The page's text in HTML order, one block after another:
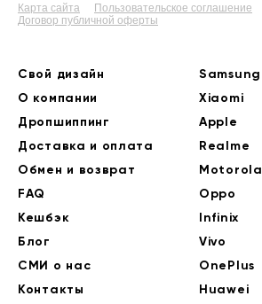
Карта сайта
Пользовательское соглашение
Договор публичной оферты
Свой дизайн
О компании
Дропшиппинг
Доставка и оплата
Обмен и возврат
FAQ
Кешбэк
Блог
СМИ о нас
Контакты
Samsung
Xiaomi
Apple
Realme
Motorola
Oppo
Infinix
Vivo
OnePlus
Huawei